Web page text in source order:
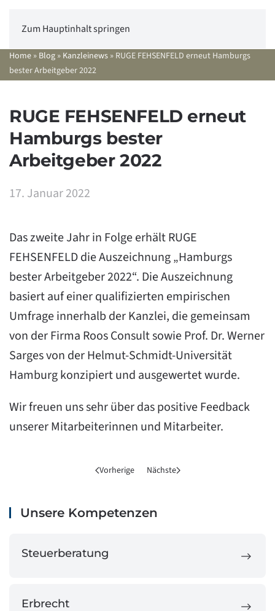
Zum Hauptinhalt springen
Home » Blog » Kanzleinews » RUGE FEHSENFELD erneut Hamburgs
bester Arbeitgeber 2022
RUGE FEHSENFELD erneut
Hamburgs bester
Arbeitgeber 2022
17. Januar 2022
Das zweite Jahr in Folge erhält RUGE
FEHSENFELD die Auszeichnung „Hamburgs
bester Arbeitgeber 2022“. Die Auszeichnung
basiert auf einer qualifizierten empirischen
Umfrage innerhalb der Kanzlei, die gemeinsam
von der Firma Roos Consult sowie Prof. Dr. Werner
Sarges von der Helmut-Schmidt-Universität
Hamburg konzipiert und ausgewertet wurde.
Wir freuen uns sehr über das positive Feedback
unserer Mitarbeiterinnen und Mitarbeiter.
Vorherige Nächste
Unsere Kompetenzen
Steuerberatung
Erbrecht